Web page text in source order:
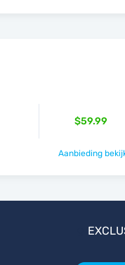
$59.99
Aanbieding